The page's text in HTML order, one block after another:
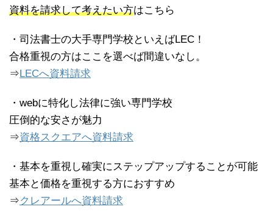
資料を請求して考えたい方はこちら
・司法書士の大手専門学校といえばLEC！
合格重視の方はここを選べば間違いなし。
⇒LECへ資料請求
・webに特化し法律に強い専門学校
圧倒的な安さが魅力
⇒資格スクエアへ資料請求
・基本を重視し確実にステップアップすることが可能
基本と価格を重視する方におすすめ
⇒クレアールへ資料請求